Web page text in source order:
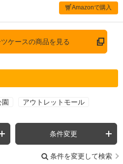
Amazonで購入
ケースの商品を見る
園 アウトレットモール
条件変更
条件を変更して検索